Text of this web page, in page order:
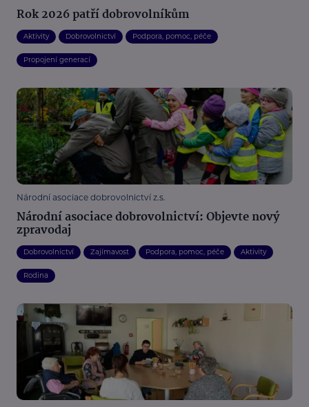
Rok 2026 patří dobrovolníkům
Aktivity Dobrovolnictví Podpora, pomoc, péče
Propojení generací
Národní asociace dobrovolnictví z.s.
Národní asociace dobrovolnictví: Objevte nový
zpravodaj
Dobrovolnictví Zajímavost Podpora, pomoc, péče Aktivity
Rodina